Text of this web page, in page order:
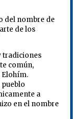
del nombre de
de los
tradiciones
común,
Elohím.
a
en el nombre